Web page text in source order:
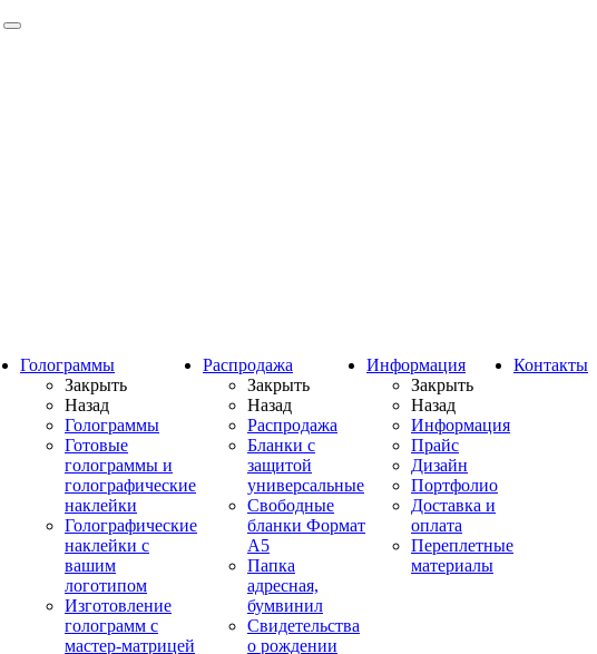
Голограммы
Закрыть
Назад
Голограммы
Готовые
голограммы и
голографические
наклейки
Голографические
наклейки с
вашим
логотипом
Изготовление
голограмм с
мастер-матрицей
Распродажа
Закрыть
Назад
Распродажа
Бланки с
защитой
универсальные
Свободные
бланки Формат
А5
Папка
адресная,
бумвинил
Свидетельства
о рождении
Информация
Закрыть
Назад
Информация
Прайс
Дизайн
Портфолио
Доставка и
оплата
Переплетные
материалы
Контакты